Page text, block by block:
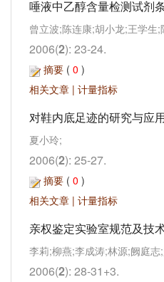
唾液中乙醇含量检测试剂
曾立波;陈连康;胡小龙;王学生;
2006(2): 23-24.
摘要 ( 0 )
相关文章 | 计量指标
对鞋内底足迹的研究与应
夏小玲;
2006(2): 25-27.
摘要 ( 0 )
相关文章 | 计量指标
亲权鉴定实验室规范及技
李莉;柳燕;李成涛;林源;阙庭志
2006(2): 28-31+3.